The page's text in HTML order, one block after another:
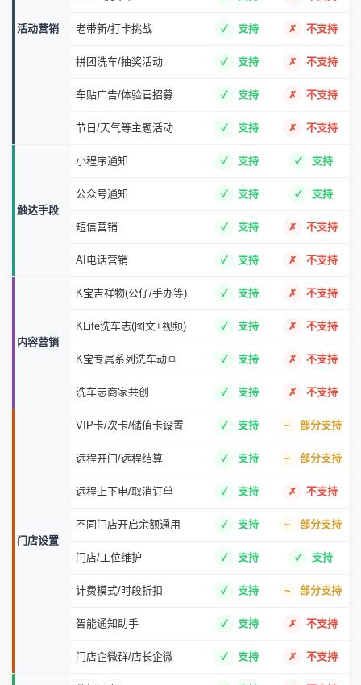
活动营销 老带新/打卡挑战 支持 不支持
拼团洗车/抽奖活动 支持 不支持
车贴广告/体验官招募 支持 不支持
节日/天气等主题活动 支持 不支持
触达手段
小程序通知 支持 支持
公众号通知 支持 支持
短信营销 支持 不支持
AI电话营销 支持 不支持
内容营销
K宝吉祥物(公仔/手办等) 支持 不支持
KLife洗车志(图文+视频) 支持 不支持
K宝专属系列洗车动画 支持 不支持
洗车志商家共创 支持 不支持
门店设置
VIP卡/次卡/储值卡设置 支持 部分支持
远程开门/远程结算 支持 部分支持
远程上下电/取消订单 支持 不支持
不同门店开启余额通用 支持 部分支持
门店/工位维护 支持 支持
计费模式/时段折扣 支持 部分支持
智能通知助手 支持 不支持
门店企微群/店长企微 支持 不支持